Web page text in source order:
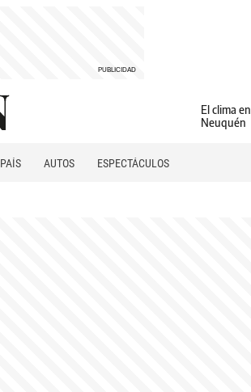
El clima en
Neuquén
PAÍS AUTOS
ESPECTÁCULOS